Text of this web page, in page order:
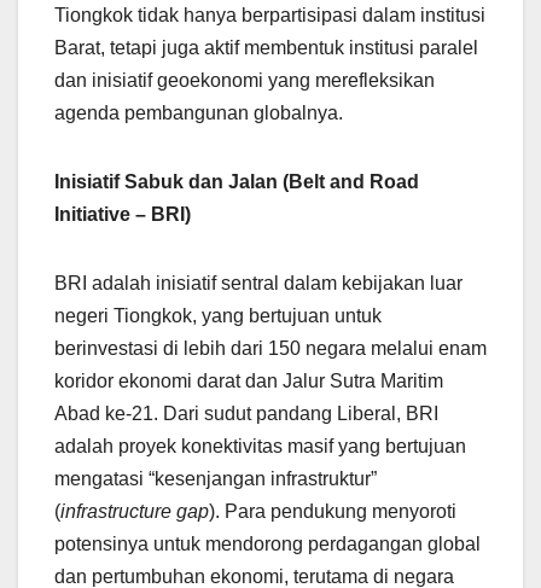
Tiongkok tidak hanya berpartisipasi dalam institusi
Barat, tetapi juga aktif membentuk institusi paralel
dan inisiatif geoekonomi yang merefleksikan
agenda pembangunan globalnya.
Inisiatif Sabuk dan Jalan (Belt and Road
Initiative – BRI)
BRI adalah inisiatif sentral dalam kebijakan luar
negeri Tiongkok, yang bertujuan untuk
berinvestasi di lebih dari 150 negara melalui enam
koridor ekonomi darat dan Jalur Sutra Maritim
Abad ke-21. Dari sudut pandang Liberal, BRI
adalah proyek konektivitas masif yang bertujuan
mengatasi “kesenjangan infrastruktur”
(infrastructure gap). Para pendukung menyoroti
potensinya untuk mendorong perdagangan global
dan pertumbuhan ekonomi, terutama di negara